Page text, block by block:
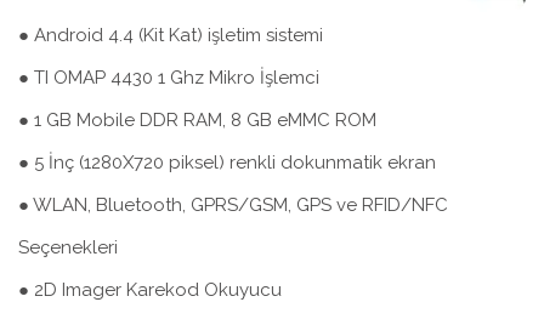
● Android 4.4 (Kit Kat) işletim sistemi
● TI OMAP 4430 1 Ghz Mikro İşlemci
● 1 GB Mobile DDR RAM, 8 GB eMMC ROM
● 5 İnç (1280X720 piksel) renkli dokunmatik ekran
● WLAN, Bluetooth, GPRS/GSM, GPS ve RFID/NFC
Seçenekleri
● 2D Imager Karekod Okuyucu